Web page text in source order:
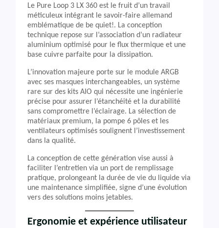
Le Pure Loop 3 LX 360 est le fruit d’un travail
méticuleux intégrant le savoir-faire allemand
emblématique de be quiet!. La conception
technique repose sur l’association d’un radiateur
aluminium optimisé pour le flux thermique et une
base cuivre parfaite pour la dissipation.
L’innovation majeure porte sur le module ARGB
avec ses masques interchangeables, un système
rare sur des kits AIO qui nécessite une ingénierie
précise pour assurer l’étanchéité et la durabilité
sans compromettre l’éclairage. La sélection de
matériaux premium, la pompe 6 pôles et les
ventilateurs optimisés soulignent l’investissement
dans la qualité.
La conception de cette génération vise aussi à
faciliter l’entretien via un port de remplissage
pratique, prolongeant la durée de vie du liquide via
une maintenance simplifiée, signe d’une évolution
vers des solutions moins jetables.
Ergonomie et expérience utilisateur